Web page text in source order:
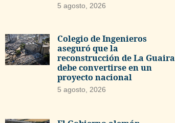
5 agosto, 2026
Colegio de Ingenieros
aseguró que la
reconstrucción de La Guaira
debe convertirse en un
proyecto nacional
5 agosto, 2026